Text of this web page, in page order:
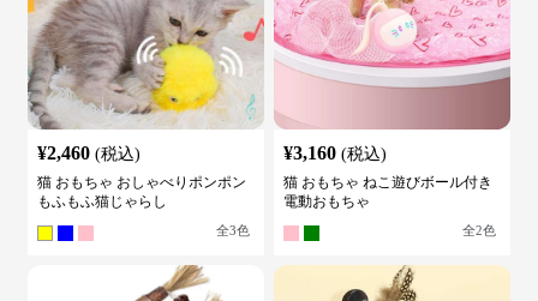
¥2,460 (税込)
猫 おもちゃ おしゃべりポンポン
もふもふ猫じゃらし
全3色
¥3,160 (税込)
猫 おもちゃ ねこ遊びボール付き
電動おもちゃ
全2色